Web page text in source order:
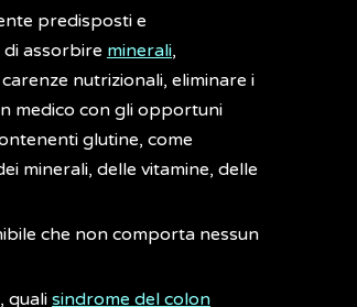
predisposti e
assorbire minerali,
nutrizionali, eliminare i
medico con gli opportuni
glutine, come
minerali, delle vitamine, delle
che non comporta nessun
quali sindrome del colon